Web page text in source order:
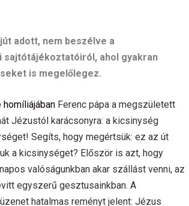
adott, nem beszélve a
ahol gyakran
is megelőlegez.
Ferenc pápa a megszületett
Jézustól karácsonyra: a kicsinység
Segíts, hogy megértsük: ez az út
a kicsinységet? Először is azt, hogy
valóságunkban akar szállást venni, az
egyszerű gesztusainkban. A
hatalmas reményt jelent: Jézus